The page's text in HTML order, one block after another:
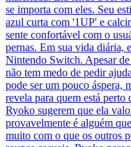
se importa com eles. Seu
azul curta com '1UP' e
sente confortável com o
pernas. Em sua vida diária,
Nintendo Switch. Apesar
não tem medo de pedir
pode ser um pouco áspera,
revela para quem está
Ryoko sugerem que ela
provavelmente é alguém
muito com o que os outros